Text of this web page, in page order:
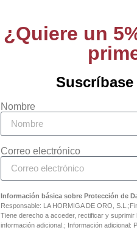
¿Quiere un
Nombre
Correo electrónico
Información básica sobre Protección de
Responsable: LA HORMIGA DE ORO,
Tiene derecho a acceder, rectificar y
información adicional.; Información adicional: